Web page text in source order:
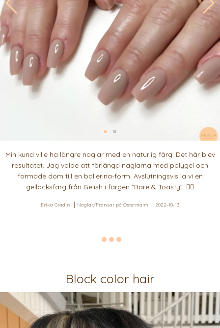
Min kund ville ha längre naglar med en naturlig färg. Det här blev
resultatet. Jag valde att förlänga naglarna med polygel och
formade dom till en ballerina-form. Avslutningsvis la vi en
gellacksfärg från Gelish i färgen ”Bare & Toasty”. 👌🏽
Erika Gradin Naglar/Fransar på Östermalm 2022-10-13
Block color hair